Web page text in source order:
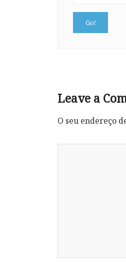
Leave a
O seu endereço